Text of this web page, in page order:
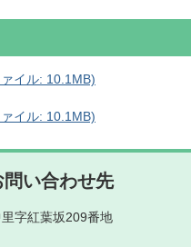
イル: 10.1MB)
イル: 10.1MB)
い合わせ先
字紅葉坂209番地